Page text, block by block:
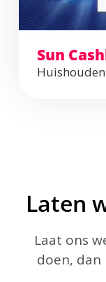
Sun
Huishouden
Laten
Laat ons
doen, dan